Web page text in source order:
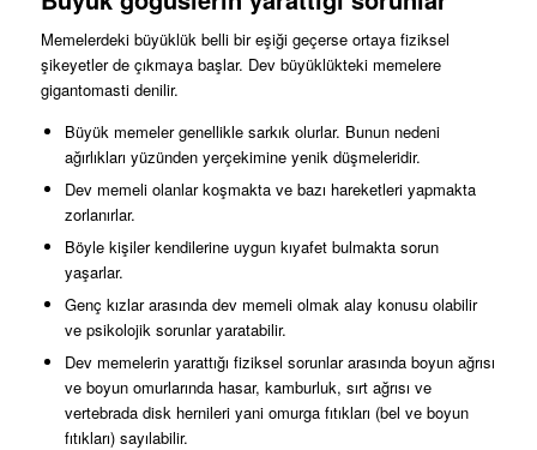
Memelerdeki büyüklük belli bir eşiği geçerse ortaya fiziksel
şikeyetler de çıkmaya başlar. Dev büyüklükteki memelere
gigantomasti denilir.
Büyük memeler genellikle sarkık olurlar. Bunun nedeni
ağırlıkları yüzünden yerçekimine yenik düşmeleridir.
Dev memeli olanlar koşmakta ve bazı hareketleri yapmakta
zorlanırlar.
Böyle kişiler kendilerine uygun kıyafet bulmakta sorun
yaşarlar.
Genç kızlar arasında dev memeli olmak alay konusu olabilir
ve psikolojik sorunlar yaratabilir.
Dev memelerin yarattığı fiziksel sorunlar arasında boyun ağrısı
ve boyun omurlarında hasar, kamburluk, sırt ağrısı ve
vertebrada disk hernileri yani omurga fıtıkları (bel ve boyun
fıtıkları) sayılabilir.